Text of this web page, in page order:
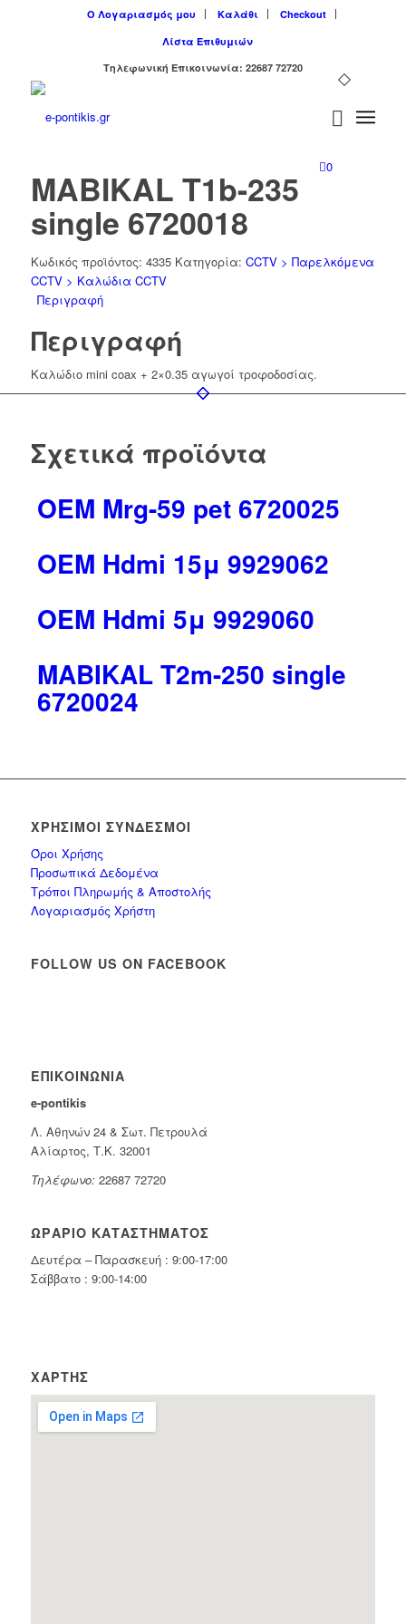
Ο Λογαριασμός μου Καλάθι
Checkout
Λίστα Επιθυμιών
Tηλεφωνική Επικοινωνία: 22687 72720
0
MABIKAL T1b-235
single 6720018
Κωδικός προϊόντος: 4335 Κατηγορία: CCTV > Παρελκόμενα
CCTV > Καλώδια CCTV
Περιγραφή
Περιγραφή
Καλώδιο mini coax + 2×0.35 αγωγοί τροφοδοσίας.
Σχετικά προϊόντα
OEM Mrg-59 pet 6720025
OEM Hdmi 15μ 9929062
OEM Hdmi 5μ 9929060
MABIKAL T2m-250 single
6720024
ΧΡΉΣΙΜΟΙ ΣΎΝΔΕΣΜΟΙ
Όροι Χρήσης
Προσωπικά Δεδομένα
Τρόποι Πληρωμής & Αποστολής
Λογαριασμός Χρήστη
FOLLOW US ON FACEBOOK
ΕΠΙΚΟΙΝΩΝΊΑ
e-pontikis
Λ. Αθηνών 24 & Σωτ. Πετρουλά
Αλίαρτος, Τ.Κ. 32001
Τηλέφωνο:22687 72720
ΩΡΆΡΙΟ ΚΑΤΑΣΤΉΜΑΤΟΣ
Δευτέρα – Παρασκευή : 9:00-17:00
Σάββατο : 9:00-14:00
ΧΆΡΤΗΣ